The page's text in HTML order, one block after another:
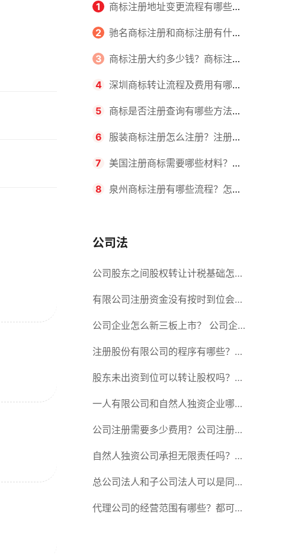
1 商标注册地址变更流程有哪些？
怎么提交申请书件？
2 驰名商标注册和商标注册有什么
区别？
3 商标注册大约多少钱？商标注册
查询的方式有哪些？
4 深圳商标转让流程及费用有哪些
要求？商标转让所需时间是多久？
5 商标是否注册查询有哪些方法？
有哪些步骤？
6 服装商标注册怎么注册？注册商
标流程有哪些？
7 美国注册商标需要哪些材料？美
国商标办理流程有哪些？
8 泉州商标注册有哪些流程？怎么
公司法
公司股东之间股权转让计税基础怎么
确认？公司股东之间的股权转让要符
合什么要件？
有限公司注册资金没有按时到位会怎
么样？股份有限公司设立的注册条件
公司企业怎么新三板上市？ 公司企
业新三板上市的流程
注册股份有限公司的程序有哪些？注
册股份有限公司需要提交哪些材料？
股东未出资到位可以转让股权吗？股
东未出资到位能否分红？
一人有限公司和自然人独资企业哪个
好？一人公司设立条件有哪些？
公司注册需要多少费用？公司注册需
要准备什么材料？
自然人独资公司承担无限责任吗？有
限责任公司与有限责任公司的区别
总公司法人和子公司法人可以是同一
个人吗？总公司更名分公司需要更改
代理公司的经营范围有哪些？都可以